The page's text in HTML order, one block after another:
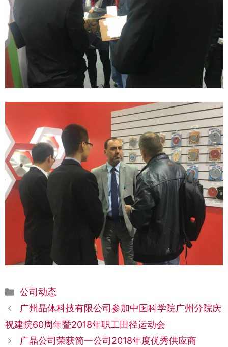
分
类
公司动态
广州晶体科技有限公司参加中国科学院广州分院庆
祝建院60周年暨2018年职工田径运动会
广晶公司荣获简一公司2018年度优秀供应商